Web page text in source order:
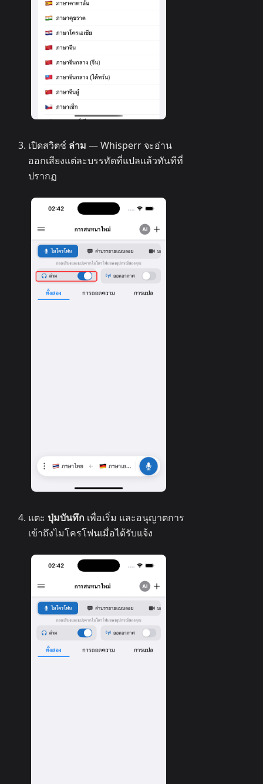
เปิดสวิตช์ ล่าม — Whisperr จะอ่าน
ออกเสียงแต่ละบรรทัดที่แปลแล้วทันทีที่
ปรากฏ
แตะ ปุ่มบันทึก เพื่อเริ่ม และอนุญาตการ
เข้าถึงไมโครโฟนเมื่อได้รับแจ้ง